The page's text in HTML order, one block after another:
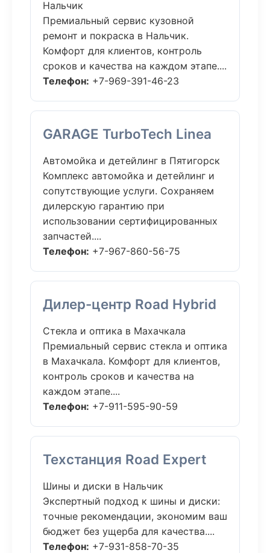
Нальчик
Премиальный сервис кузовной
ремонт и покраска в Нальчик.
Комфорт для клиентов, контроль
сроков и качества на каждом этапе....
Телефон: +7-969-391-46-23
GARAGE TurboTech Linea
Автомойка и детейлинг в Пятигорск
Комплекс автомойка и детейлинг и
сопутствующие услуги. Сохраняем
дилерскую гарантию при
использовании сертифицированных
запчастей....
Телефон: +7-967-860-56-75
Дилер-центр Road Hybrid
Стекла и оптика в Махачкала
Премиальный сервис стекла и оптика
в Махачкала. Комфорт для клиентов,
контроль сроков и качества на
каждом этапе....
Телефон: +7-911-595-90-59
Техстанция Road Expert
Шины и диски в Нальчик
Экспертный подход к шины и диски:
точные рекомендации, экономим ваш
бюджет без ущерба для качества....
Телефон: +7-931-858-70-35